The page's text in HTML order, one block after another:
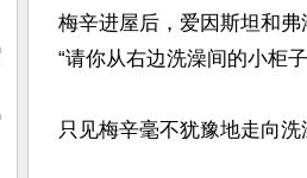
梅辛进屋后，爱因斯坦和
“请你从右边洗澡间的小柜
只见梅辛毫不犹豫地走向